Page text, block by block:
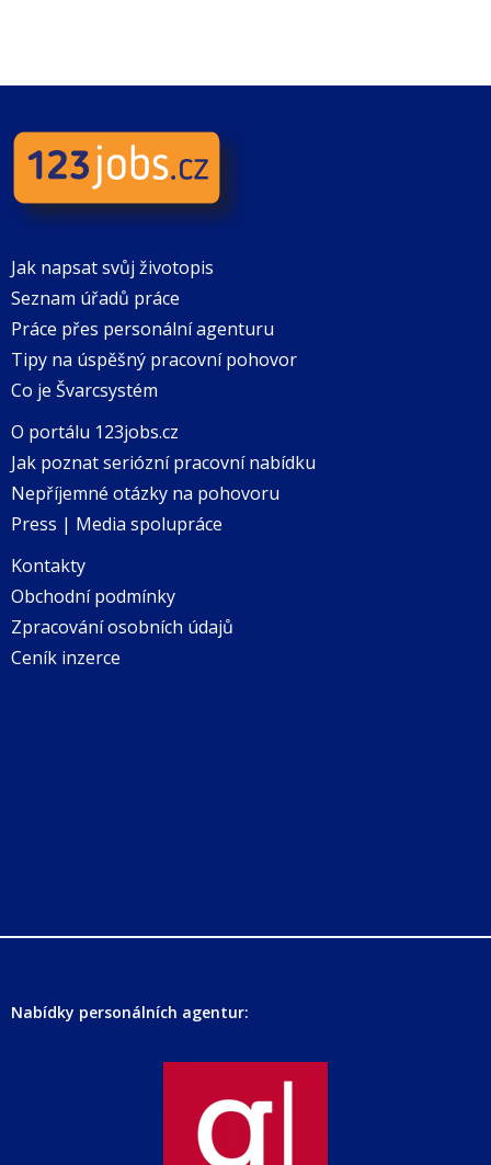
Jak napsat svůj životopis
Seznam úřadů práce
Práce přes personální agenturu
Tipy na úspěšný pracovní pohovor
Co je Švarcsystém
O portálu 123jobs.cz
Jak poznat seriózní pracovní nabídku
Nepříjemné otázky na pohovoru
Press | Media spolupráce
Kontakty
Obchodní podmínky
Zpracování osobních údajů
Ceník inzerce
Nabídky personálních agentur: